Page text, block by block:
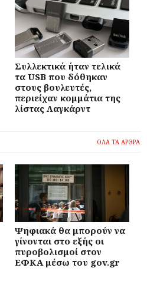
Συλλεκτικά ήταν τελικά
τα USB που δόθηκαν
στους βουλευτές,
περιείχαν κομμάτια της
λίστας Λαγκάρντ
ΟΛΑ ΤΑ ΑΡΘΡΑ
Ψηφιακά θα μπορούν να
γίνονται στο εξής οι
πυροβολισμοί στον
ΕΦΚΑ μέσω του gov.gr